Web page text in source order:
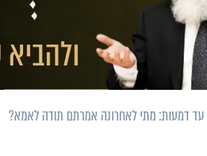
דמעות: מתי לאחרונה אמרתם תודה לאמא?